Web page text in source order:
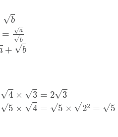
b
22= 5 ×2= 25